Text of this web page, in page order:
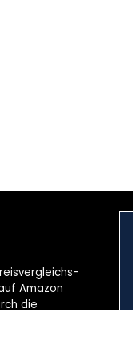
Amazon
die